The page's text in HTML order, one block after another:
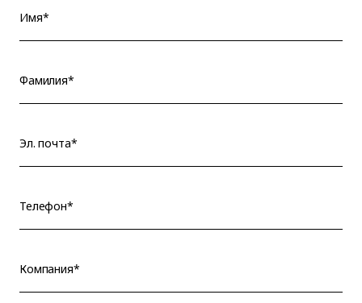
Имя*
Фамилия*
Эл. почта*
Телефон*
Компания*